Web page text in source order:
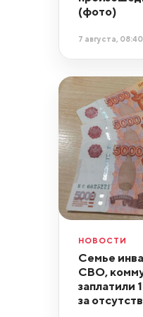
(фото)
7 августа, 08:40
НОВОСТИ
Семье
СВО,
заплатили
за